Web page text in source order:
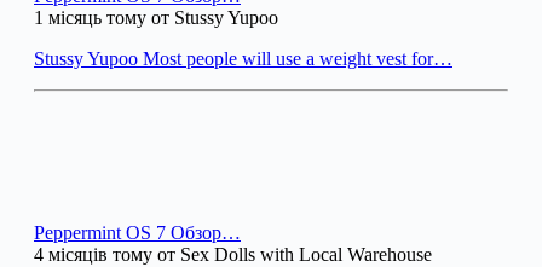
1 місяць тому от Stussy Yupoo
Stussy Yupoo Most people will use a weight vest for…
Peppermint OS 7 Обзор…
4 місяців тому от Sex Dolls with Local Warehouse